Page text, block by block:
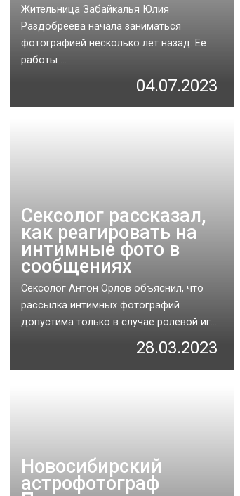
Жительница Забайкалья Юлия
Раздобреева начала заниматься
фотографией несколько лет назад. Ее
работы ...
04.07.2023
Сексолог рассказал,
как реагировать на
интимные фото в
сообщениях
Сексолог Антон Орлов объяснил, что
рассылка интимных фотографий
допустима только в случае ролевой иг...
28.03.2023
Новосибирский
астрофотограф